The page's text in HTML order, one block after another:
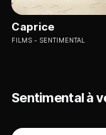
Caprice
FILMS SENTIMENTAL
Sentimental à